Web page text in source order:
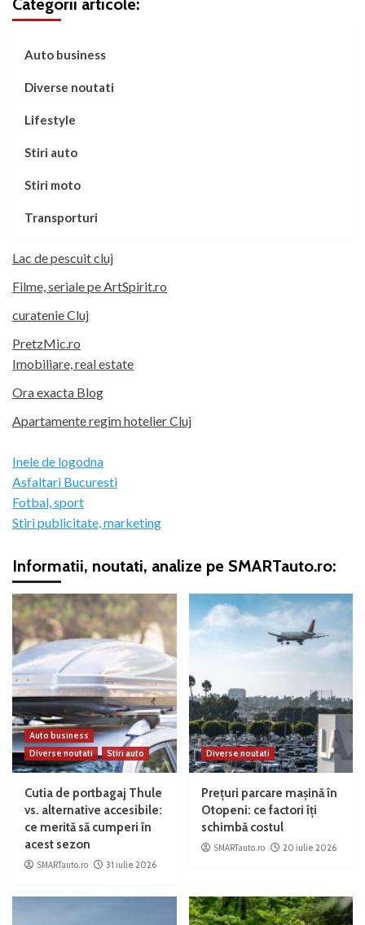
Categorii articole:
Auto business
Diverse noutati
Lifestyle
Stiri auto
Stiri moto
Transporturi
Lac de pescuit cluj
Filme, seriale pe ArtSpirit.ro
curatenie Cluj
PretzMic.ro
Imobiliare, real estate
Ora exacta Blog
Apartamente regim hotelier Cluj
Inele de logodna
Asfaltari Bucuresti
Fotbal, sport
Stiri publicitate, marketing
Informatii, noutati, analize pe SMARTauto.ro:
Auto business
Diverse noutati
Stiri auto
Cutia de portbagaj Thule
vs. alternative accesibile:
ce merită să cumperi în
acest sezon
SMARTauto.ro 31 iulie 2026
Diverse noutati
Prețuri parcare mașină în
Otopeni: ce factori îți
schimbă costul
SMARTauto.ro 20 iulie 2026